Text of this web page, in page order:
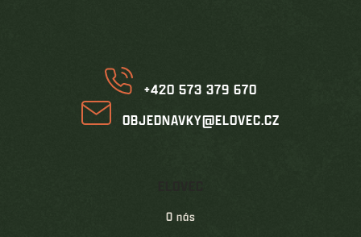
+420 573 379 670
OBJEDNAVKY@ELOVEC.CZ
O nás